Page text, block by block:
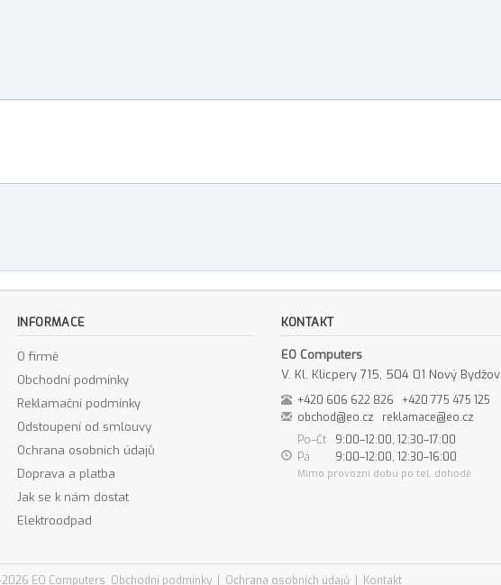
INFORMACE
O firmě
Obchodní podmínky
Reklamační podmínky
Odstoupení od smlouvy
Ochrana osobních údajů
Doprava a platba
Jak se k nám dostat
Elektroodpad
KONTAKT
EO Computers
V. Kl. Klicpery 715, 504 01 Nový Bydžov
+420 606 622 826
+420 775 475 125
obchod@eo.cz
reklamace@eo.cz
Po–Čt
9:00–12:00, 12:30–17:00
Pá
9:00–12:00, 12:30–16:00
Mimo provozní dobu po tel. dohodě
EO Computers Obchodní podmínky Ochrana osobních údajů Kontakt